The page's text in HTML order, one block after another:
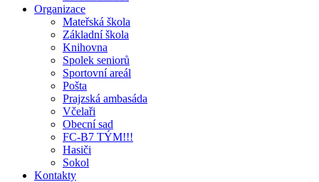
Organizace
Mateřská škola
Základní škola
Knihovna
Spolek seniorů
Sportovní areál
Pošta
Prajzská ambasáda
Včelaři
Obecní sad
FC-B7 TÝM!!!
Hasiči
Sokol
Kontakty